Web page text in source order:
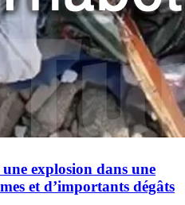
explosion dans une
et d’importants dégâts